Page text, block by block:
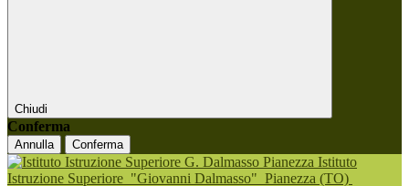
Chiudi
Conferma
Annulla Conferma
Istituto
Istruzione Superiore "Giovanni Dalmasso" Pianezza (TO)